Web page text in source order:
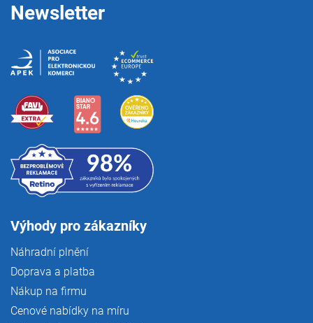
Newsletter
Výhody pro zákazníky
Náhradní plnění
Doprava a platba
Nákup na firmu
Cenové nabídky na míru